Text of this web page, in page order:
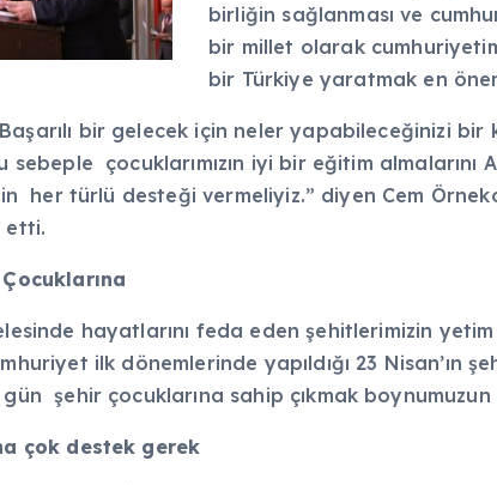
birliğin sağlanması ve
bir millet olarak
bir Türkiye yaratmak en
bir gelecek için neler yapabileceğinizi
çocuklarımızın iyi bir eğitim almalarını
her türlü desteği vermeliyiz.” diyen Cem
etti.
hayatlarını feda eden şehitlerimizin
ilk dönemlerinde yapıldığı 23 Nisan’ın
şehir çocuklarına sahip çıkmak
çok destek gerek